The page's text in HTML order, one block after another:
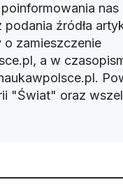
nas
źródła
zamieszczenie
a w
"Świat" oraz